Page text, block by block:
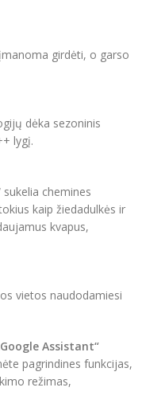
girdėti, o garso
dėka sezoninis
lygį.
chemines
kaip žiedadulkės ir
kvapus,
vietos naudodamiesi
Assistant“
pagrindines funkcijas,
režimas,